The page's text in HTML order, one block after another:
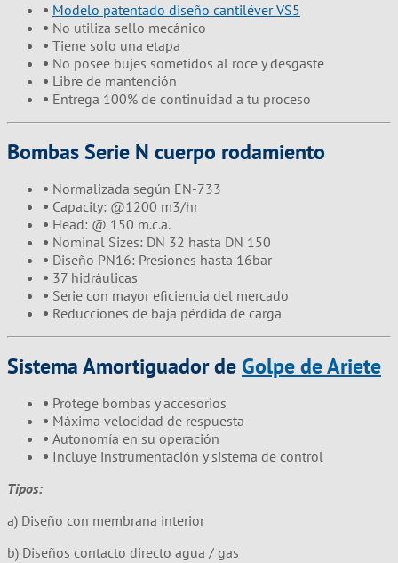
• Modelo patentado diseño cantiléver VS5
• No utiliza sello mecánico
• Tiene solo una etapa
• No posee bujes sometidos al roce y desgaste
• Libre de mantención
• Entrega 100% de continuidad a tu proceso
Bombas Serie N cuerpo rodamiento
• Normalizada según EN-733
• Capacity: @1200 m3/hr
• Head: @ 150 m.c.a.
• Nominal Sizes: DN 32 hasta DN 150
• Diseño PN16: Presiones hasta 16bar
• 37 hidráulicas
• Serie con mayor eficiencia del mercado
• Reducciones de baja pérdida de carga
Sistema Amortiguador de Golpe de Ariete
• Protege bombas y accesorios
• Máxima velocidad de respuesta
• Autonomía en su operación
• Incluye instrumentación y sistema de control
Tipos:
a) Diseño con membrana interior
b) Diseños contacto directo agua / gas